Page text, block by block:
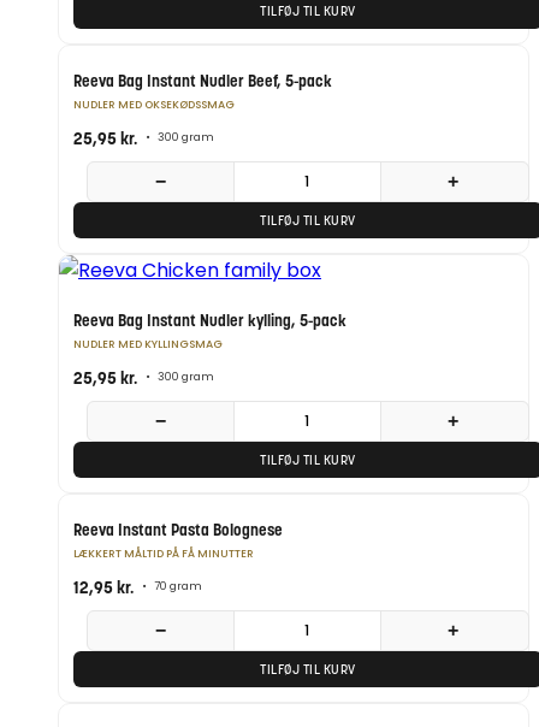
TILFØJ TIL KURV
Reeva Bag Instant Nudler Beef, 5-pack
NUDLER MED OKSEKØDSSMAG
25,95kr. • 300 gram
− +
TILFØJ TIL KURV
Reeva Bag Instant Nudler kylling, 5-pack
NUDLER MED KYLLINGSMAG
25,95kr. • 300 gram
− +
TILFØJ TIL KURV
Reeva Instant Pasta Bolognese
LÆKKERT MÅLTID PÅ FÅ MINUTTER
12,95kr. • 70 gram
− +
TILFØJ TIL KURV